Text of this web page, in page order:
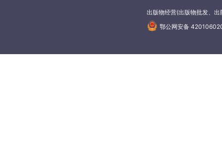
出版物经营(出版物批发、
鄂公网安备